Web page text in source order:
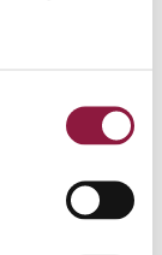
vedtatt i
her